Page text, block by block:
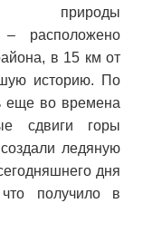
природы
–
расположено
в 15 км от
историю. По
еще во времена
сдвиги горы
ледяную
дня
получило в